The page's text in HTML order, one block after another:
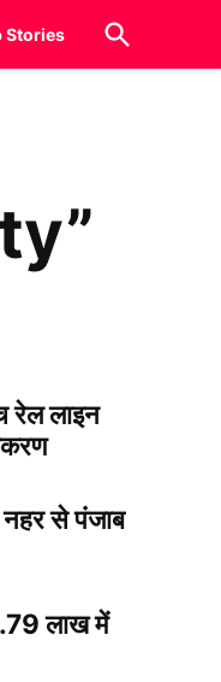
Stories
Open
Search
रेल लाइन
से पंजाब
लाख में